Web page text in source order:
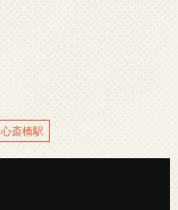
心斎橋駅